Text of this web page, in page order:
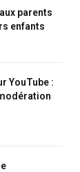
parents
enfants
YouTube :